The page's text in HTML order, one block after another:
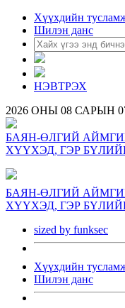
Хүүхдийн
Шилэн данс
НЭВТРЭХ
2026 ОНЫ 08 САРЫН
БАЯН-ӨЛГИЙ
ХҮҮХЭД, ГЭР
БАЯН-ӨЛГИЙ
ХҮҮХЭД, ГЭР
sized by funksec
Хүүхдийн
Шилэн данс